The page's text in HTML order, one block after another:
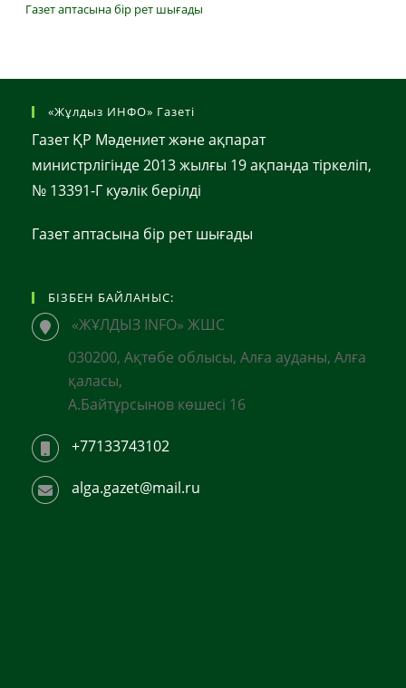
Газет аптасына бір рет шығады
«Жұлдыз ИНФО» Газеті
Газет ҚР Мәдениет және ақпарат
министрлігінде 2013 жылғы 19 ақпанда тіркеліп,
№ 13391-Г куәлік берілді
Газет аптасына бір рет шығады
БІЗБЕН БАЙЛАНЫС:
«ЖҰЛДЫЗ INFO» ЖШС
030200, Ақтөбе облысы, Алға ауданы, Алға
қаласы,
А.Байтұрсынов көшесі 16
+77133743102
alga.gazet@mail.ru